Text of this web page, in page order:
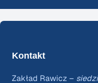
Kontakt
Zakład Rawicz –